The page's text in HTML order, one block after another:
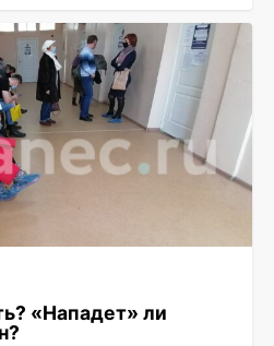
«Нападет» ли